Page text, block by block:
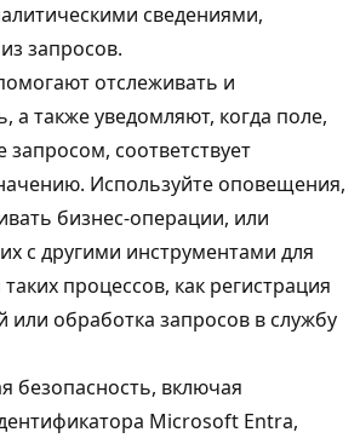
сведениями,
запросов.
отслеживать и
а также уведомляют, когда поле,
соответствует
Используйте оповещения,
бизнес-операции, или
с другими инструментами для
процессов, как регистрация
или обработка запросов в службу
безопасность, включая
Microsoft Entra,